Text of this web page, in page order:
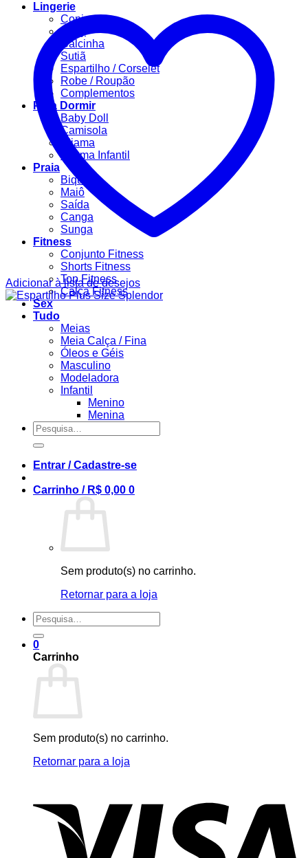
Lingerie
Conjuntos
Body
Calcinha
Sutiã
Espartilho / Corselet
Robe / Roupão
Complementos
Para Dormir
Baby Doll
Camisola
Pijama
Pijama Infantil
Praia
Biquíni
Maiô
Saída
Canga
Sunga
Fitness
Conjunto Fitness
Shorts Fitness
Top Fitness
Calça Fitness
Sex
Tudo
Meias
Meia Calça / Fina
Óleos e Géis
Masculino
Modeladora
Infantil
Menino
Menina
Pesquisar
por:
Entrar / Cadastre-se
Carrinho / R$ 0,00 0
Sem produto(s) no carrinho.
Retornar para a loja
Pesquisar
por:
0
Carrinho
Sem produto(s) no carrinho.
Retornar para a loja
Adicionar à lista de desejos